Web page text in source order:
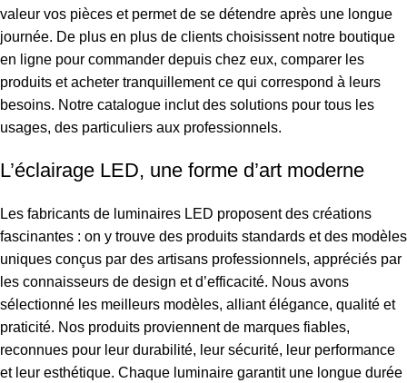
valeur vos pièces et permet de se détendre après une longue
journée. De plus en plus de clients choisissent notre boutique
en ligne pour commander depuis chez eux, comparer les
produits et acheter tranquillement ce qui correspond à leurs
besoins. Notre catalogue inclut des solutions pour tous les
usages, des particuliers aux professionnels.
L’éclairage LED, une forme d’art moderne
Les fabricants de luminaires LED proposent des créations
fascinantes : on y trouve des produits standards et des modèles
uniques conçus par des artisans professionnels, appréciés par
les connaisseurs de design et d’efficacité. Nous avons
sélectionné les meilleurs modèles, alliant élégance, qualité et
praticité. Nos produits proviennent de marques fiables,
reconnues pour leur durabilité, leur sécurité, leur performance
et leur esthétique. Chaque luminaire garantit une longue durée